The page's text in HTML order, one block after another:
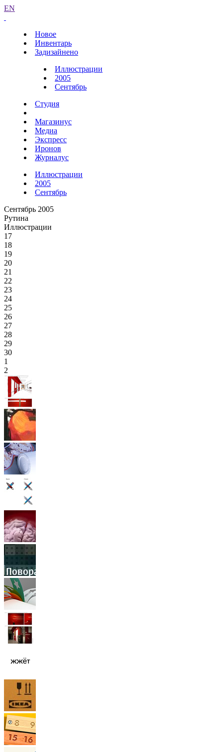
EN
Новое
Инвентарь
Задизайнено
Иллюстрации
2005
Сентябрь
Студия
Магазинус
Медиа
Экспресс
Иронов
Журналус
Иллюстрации
2005
Сентябрь
Сентябрь 2005
Рутина
Иллюстрации
17
18
19
20
21
22
23
24
25
26
27
28
29
30
1
2